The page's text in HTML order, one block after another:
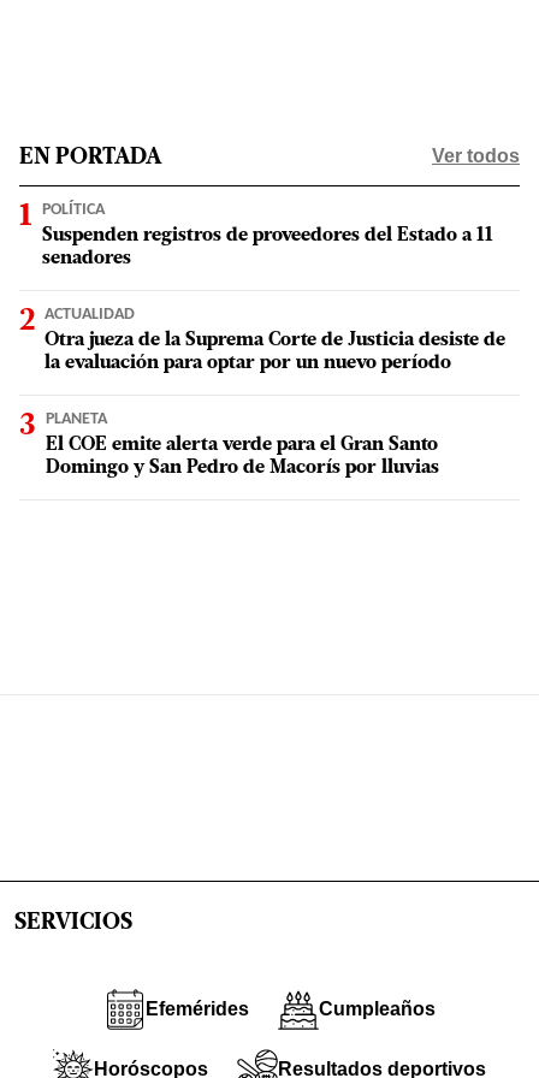
EN PORTADA Ver todos
POLÍTICA
Suspenden registros de proveedores del Estado a 11
senadores
ACTUALIDAD
Otra jueza de la Suprema Corte de Justicia desiste de
la evaluación para optar por un nuevo período
PLANETA
El COE emite alerta verde para el Gran Santo
Domingo y San Pedro de Macorís por lluvias
SERVICIOS
Efemérides Cumpleaños
Horóscopos Resultados deportivos